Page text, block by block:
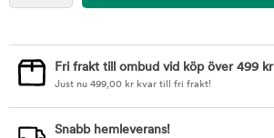
Fri frakt till ombud vid köp över 499 kr
Just nu 499,00 kr kvar till fri frakt!
Snabb hemleverans!